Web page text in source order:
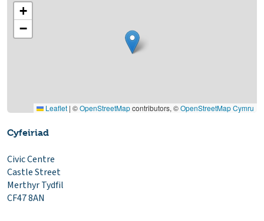
+
−
Leaflet | ©OpenStreetMapcontributors, ©OpenStreetMap Cymru
Cyfeiriad
Civic Centre
Castle Street
Merthyr Tydfil
CF47 8AN